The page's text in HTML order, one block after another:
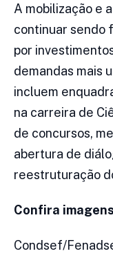
A mobilização e
continuar sendo
por
demandas mais
incluem
na carreira de
de concursos,
abertura de
reestruturação
Confira
Condsef/